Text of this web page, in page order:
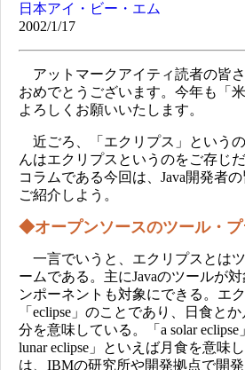
日本アイ・ビー・エム
2002/1/17
アットマークアイティ読者の皆
おめでとうございます。今年も「米
よろしくお願いいたします。
近ごろ、「エクリプス」という
んはエクリプスというのをご存じ
コラムである今回は、Java開発者
ご紹介しよう。
◆オープンソースのツール・
一言でいうと、エクリプスとは
ームである。主にJavaのツールが
ンポーネントも対象にできる。エ
「eclipse」のことであり、日食と
分を意味している。「a solar
lunar eclipse」といえば月食を意味
は、IBMの研究所や開発拠点で開発